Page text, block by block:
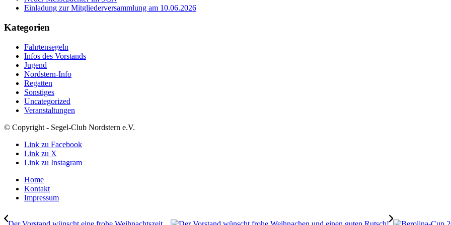
Einladung zur Mitgliederversammlung am 10.06.2026
Kategorien
Fahrtensegeln
Infos des Vorstands
Jugend
Nordstern-Info
Regatten
Sonstiges
Uncategorized
Veranstaltungen
© Copyright - Segel-Club Nordstern e.V.
Link zu Facebook
Link zu X
Link zu Instagram
Home
Kontakt
Impressum